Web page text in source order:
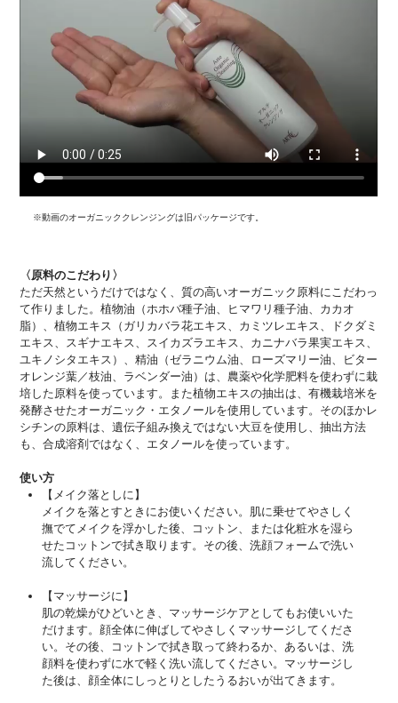
※動画のオーガニッククレンジングは旧パッケージです。
〈原料のこだわり〉
ただ天然というだけではなく、質の高いオーガニック原料にこだわっ
て作りました。植物油（ホホバ種子油、ヒマワリ種子油、カカオ
脂）、植物エキス（ガリカバラ花エキス、カミツレエキス、ドクダミ
エキス、スギナエキス、スイカズラエキス、カニナバラ果実エキス、
ユキノシタエキス）、精油（ゼラニウム油、ローズマリー油、ビター
オレンジ葉／枝油、ラベンダー油）は、農薬や化学肥料を使わずに栽
培した原料を使っています。また植物エキスの抽出は、有機栽培米を
発酵させたオーガニック・エタノールを使用しています。そのほかレ
シチンの原料は、遺伝子組み換えではない大豆を使用し、抽出方法
も、合成溶剤ではなく、エタノールを使っています。
使い方
【メイク落としに】
メイクを落とすときにお使いください。肌に乗せてやさしく
撫でてメイクを浮かした後、コットン、または化粧水を湿ら
せたコットンで拭き取ります。その後、洗顔フォームで洗い
流してください。
【マッサージに】
肌の乾燥がひどいとき、マッサージケアとしてもお使いいた
だけます。顔全体に伸ばしてやさしくマッサージしてくださ
い。その後、コットンで拭き取って終わるか、あるいは、洗
顔料を使わずに水で軽く洗い流してください。マッサージし
た後は、顔全体にしっとりとしたうるおいが出てきます。